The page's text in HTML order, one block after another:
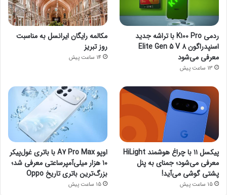
ردمی K100 Pro با تراشه جدید
اسنپدراگون 8 Elite Gen 5 V
معرفی می‌شود
13 ساعت پیش
مکالمه رایگان ایرانسل به مناسبت
روز تبریز
14 ساعت پیش
پیکسل ۱۱ با چراغ هوشمند HiLight
معرفی می‌شود؛ جمنای به پنل
پشتی گوشی می‌آید!
15 ساعت پیش
اوپو A7 Pro Max با باتری غول‌پیکر
۱۰ هزار میلی‌آمپرساعتی معرفی شد؛
بزرگ‌ترین باتری تاریخ Oppo
15 ساعت پیش